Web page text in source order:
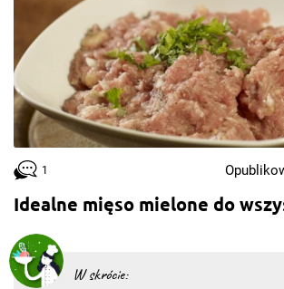
Idealne mięso mielone do
W skrócie:
1